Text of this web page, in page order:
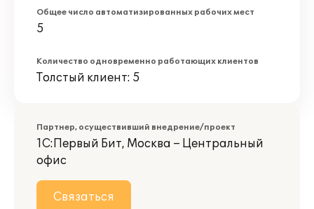
Общее число автоматизированных рабочих мест
5
Количество одновременно работающих клиентов
Толстый клиент: 5
Партнер, осуществивший внедрение/проект
1С:Первый Бит, Москва – Центральный
офис
Связаться